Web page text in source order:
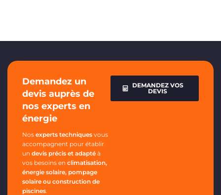
solaireBlue Carbon 300W
Conçu pour les
ce système tout-en-un offre
un éclairage LED intense, une
autonomie exceptionnelle,
sans aucun coût lié à votre
facture d'électricité.
Caractéristiques
Techniques :
Demandez un
devis auprès de
nos experts en
énergie
Nos experts techniques vous
accompagnent pour établir
un devis précis et adapté à
vos besoins en climatisation,
énergie solaire, pompage
solaire ou construction de
piscines.
DEMANDEZ VOS
DEVIS